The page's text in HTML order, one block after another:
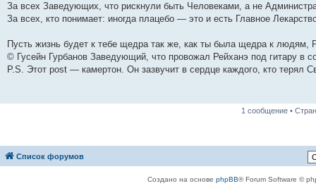
За всех Заведующих, что рискнули быть Человеками, а не
За всех, кто понимает: иногда плацебо — это и есть Главное
Пусть жизнь будет к тебе щедра так же, как ты была щедра к людям,
© Гусейн Гурбанов Заведующий, что провожал Рейханэ под гитару в
P.S. Этот post — камертон. Он зазвучит в сердце каждого, кто терял
1 сообщение •
Список форумов
Создано на основе phpBB® Forum Software ©